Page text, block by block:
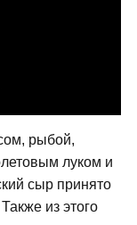
рыбой,
луком и
сыр принято
из этого